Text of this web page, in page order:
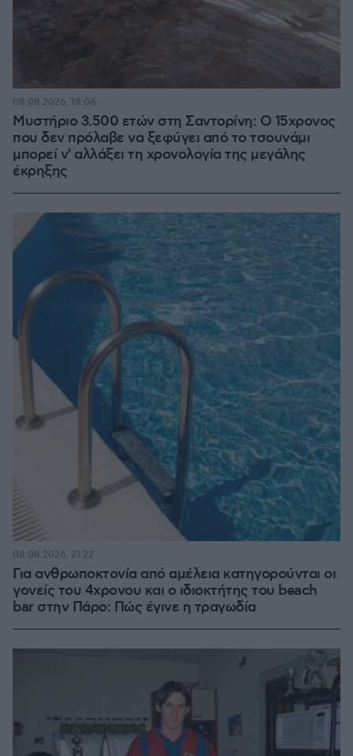
Μυστήριο 3.500 ετών στη Σαντορίνη: Ο 15χρονος
που δεν πρόλαβε να ξεφύγει από το τσουνάμι
μπορεί ν' αλλάξει τη χρονολογία της μεγάλης
έκρηξης
08.08.2026, 18:08
Για ανθρωποκτονία από αμέλεια κατηγορούνται οι
γονείς του 4χρονου και ο ιδιοκτήτης του beach
bar στην Πάρο: Πώς έγινε η τραγωδία
08.08.2026, 21:22